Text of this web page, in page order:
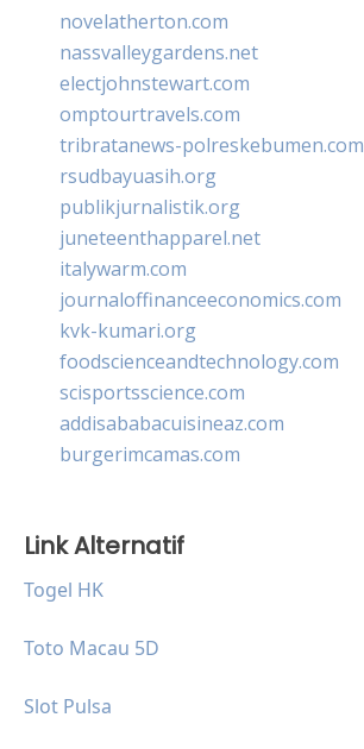
novelatherton.com
nassvalleygardens.net
electjohnstewart.com
omptourtravels.com
tribratanews-polreskebumen.com
rsudbayuasih.org
publikjurnalistik.org
juneteenthapparel.net
italywarm.com
journaloffinanceeconomics.com
kvk-kumari.org
foodscienceandtechnology.com
scisportsscience.com
addisababacuisineaz.com
burgerimcamas.com
Link Alternatif
Togel HK
Toto Macau 5D
Slot Pulsa